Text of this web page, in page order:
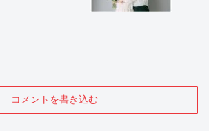
コメントを書き込む